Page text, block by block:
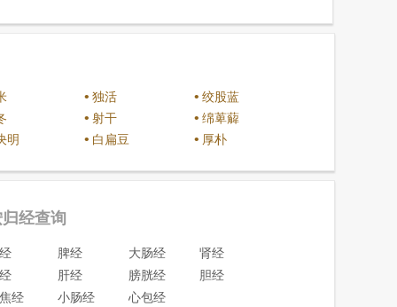
• 独活 • 绞股蓝
• 射干 • 绵萆薢
明
• 白扁豆 • 厚朴
经查询
脾经 大肠经
肾经
肝经 膀胱经
胆经
经
小肠经 心包经